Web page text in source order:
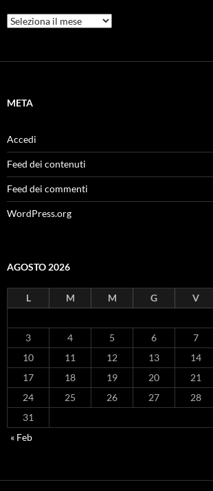
Archivi
META
Accedi
Feed dei contenuti
Feed dei commenti
WordPress.org
AGOSTO 2026
L M M G V
3
4 5 6 7
10
11 12 13 14
17
18 19 20 21
24
25 26 27 28
31
« Feb